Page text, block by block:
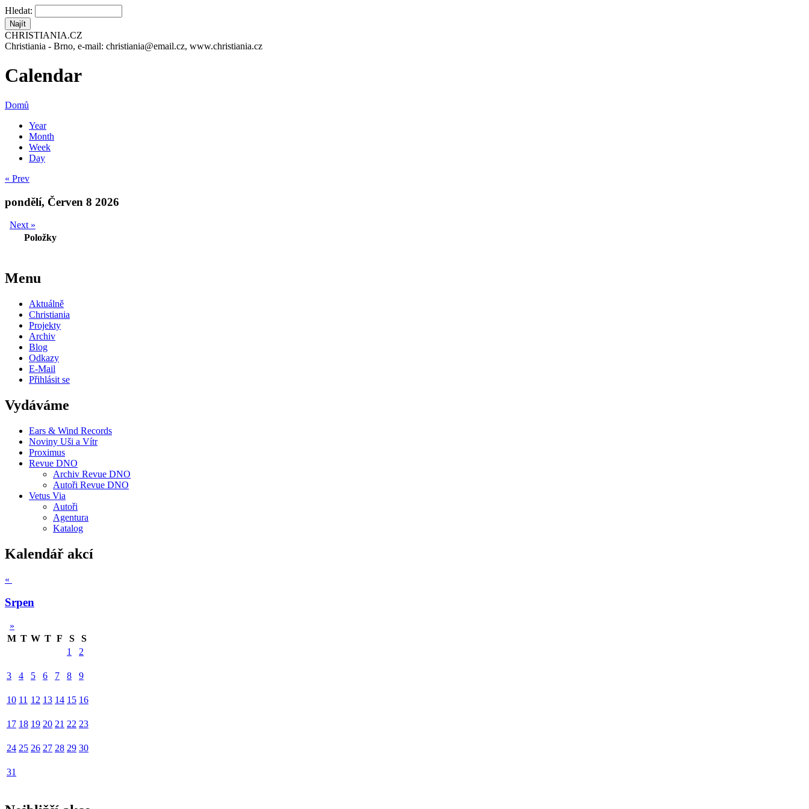
Hledat:
CHRISTIANIA.CZ
Christiania - Brno, e-mail: christiania@email.cz, www.christiania.cz
Calendar
Domů
Year
Month
Week
Day
« Prev
pondělí, Červen 8 2026
Next »
Položky
Menu
Aktuálně
Christiania
Projekty
Archiv
Blog
Odkazy
E-Mail
Přihlásit se
Vydáváme
Ears & Wind Records
Noviny Uši a Vítr
Proximus
Revue DNO
Archiv Revue DNO
Autoři Revue DNO
Vetus Via
Autoři
Agentura
Katalog
Kalendář akcí
«
Srpen
»
M T W T F S
S
1
2
3 4 5 6 7 8 9
10 11 12 13 14 15 16
17 18 19 20 21 22 23
24 25 26 27 28 29 30
31